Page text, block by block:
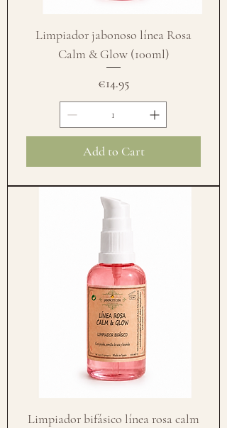
Limpiador jabonoso línea Rosa
Calm & Glow (100ml)
Price
€14.95
Add to Cart
Limpiador bifásico línea rosa calm